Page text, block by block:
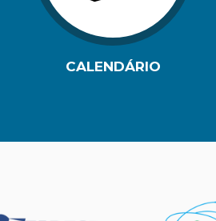
CALENDÁRIO